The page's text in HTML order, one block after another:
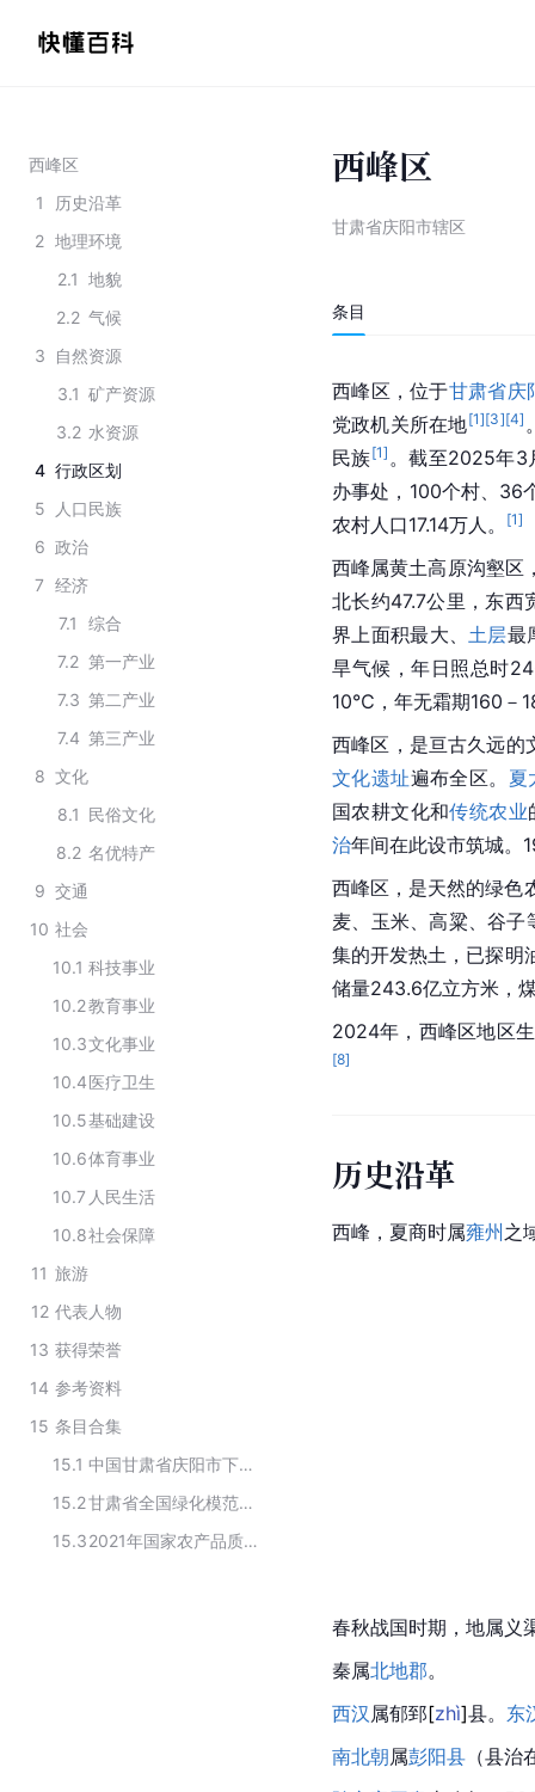
西峰区
1
历史沿革
2 地理环境
2.1 地貌
2.2 气候
3
自然资源
3.1 矿产资源
3.2 水资源
4 行政区划
5
人口民族
6 政治
7 经济
7.1
综合
7.2 第一产业
7.3 第二产业
7.4 第三产业
8 文化
8.1 民俗文化
8.2 名优特产
9 交通
10 社会
10.1 科技事业
10.2教育事业
10.3文化事业
10.4医疗卫生
10.5基础建设
10.6体育事业
10.7 人民生活
10.8社会保障
11 旅游
12 代表人物
13 获得荣誉
14 参考资料
15 条目合集
15.1
中国甘肃省庆阳市下辖行政区划
15.2
甘肃省全国绿化模范县（市、区、旗）
15.3
2021年国家农产品质量安全县（甘肃部分）
西峰区
甘肃省庆阳市辖区
条目
西峰区，位于甘肃省庆
党政机关所在地[1][3][4]
民族[1] 。截至2025年3
办事处，100个村、36
农村人口17.14万人。
[1]
西峰属黄土高原沟壑区
北长约47.7公里，东西
界上面积最大、 土层最
旱气候，年日照总时
10℃，年无霜期160－
西峰区，是亘古久远的
文化遗址遍布全区。 夏
国农耕文化和传统农业
治年间在此设市筑城。
西峰区，是天然的绿色
麦、玉米、高粱、谷
集的开发热土，已探明
储量243.6亿立方米，
2024年，西峰区地区
[8]
历史沿革
西峰，夏商时属雍州之
春秋战国时期，地属义
秦属北地郡。
西汉 属郁郅[zhì]县。 东
南北朝属彭阳县 （县